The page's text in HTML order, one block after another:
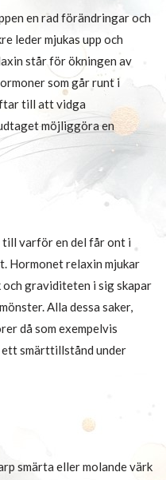
en rad förändringar och
leder mjukas upp och
står för ökningen av
som går runt i
till att vidga
möjliggöra en
till varför en del får ont i
Hormonet relaxin mjukar
och graviditeten i sig skapar
Alla dessa saker,
då som exempelvis
ett smärttillstånd under
smärta eller molande värk